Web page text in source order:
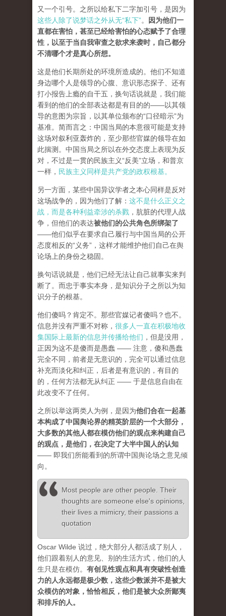
又一个引号。之所以给私下二字加引号，是因为
这些人除了说梦话之外从无“私下”。
因为他们一
直都在害怕，甚至已经给害怕的心态赋予了合理
性，以至于当自我审查之欲求来袭时，自己都分
不清哪个才是真心所想。
这是他们长期所处的环境所造成的。他们不知道
身边哪个人是领导的心腹、意识形态探子、还有
打小报告上瘾的自干五，换句话说就是，我们能
看到的他们的全部表达都是有目的的——以其领
导的意图为宗旨，以其单位颁布的“口径暗示”为
基准。简而言之：中国当局的本意很可能是支持
这场对叙利亚轰炸的，至少那些官媒的领导在如
此揣测。中国当局之所以在外交态度上表现为反
对，不过是一贯的民族主义“反美”立场，和普京
一样， 民族主义同样是共产党的政权根基。
另一方面，某些中国异议学者之本心同样是反对
这场战争的，因为他们了解： 这不是什么正义之
战，而是各种利益牵涉的杀戮 ，肮脏的代理人战
争，但他们的表达被他们的公共角色所绑架了
——他们似乎在要求自己履行与中国当局的公开
态度相反的“义务”，这样才能维护他们自己在舆
论场上的身份之稳固。
换句话说就是，他们已经无法让自己就事实来判
断了。而忠于事实本身，是知识分子之所以为知
识分子的根基。
他们傻吗？肯定不。那些官媒记者傻吗？也不。
信息并没有严重不对称， 很多人一直在积极地收
集国际上最新的信息并传播给他们 ，但是没用，
正因为这不是傻而是愚蠢 —— 注意，傻和愚蠢
完全不同，前者是无意识的，完全可以通过信息
补充而淡化和纠正，后者是有意识的，有目的
的，任何方法都无从纠正 —— 于是信息自由在
此改变不了任何。
之所以举这两类人为例，是因为他们合在一起基
本构成了中国舆论界的精英阶层的一个大部分，
大多数的其他人都在模仿他们的观点来构建自己
的观点，是他们，在决定了大半中国人的认知
—— 即我们所能看到的所谓中国舆论场之意见倾
向。
Most people are other people. Their
thoughts are someone else's opinions,
their lives a mimicry, their passions a
quotation
Oscar Wilde 说过，绝大部分人都活成了别人，
他们跟着别人的意见、别的生活方式，他们的人
生只是在模仿。 有创见性观点和具有突破性创造
力的人永远都是极少数，这些少数派并不是被大
众模仿的对象，恰恰相反，他们是被大众所鄙夷
和排斥的人。